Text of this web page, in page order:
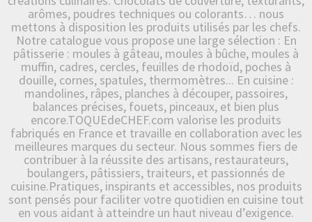
arômes, poudres techniques ou colorants… nous
mettons à disposition les produits utilisés par les chefs.
Notre catalogue vous propose une large sélection : En
pâtisserie : moules à gâteau, moules à bûche, moules à
muffin, cadres, cercles, feuilles de rhodoïd, poches à
douille, cornes, spatules, thermomètres... En cuisine :
mandolines, râpes, planches à découper, passoires,
balances précises, fouets, pinceaux, et bien plus
encore.TOQUEdeCHEF.com valorise les produits
fabriqués en France et travaille en collaboration avec les
meilleures marques du secteur. Nous sommes fiers de
contribuer à la réussite des artisans, restaurateurs,
boulangers, pâtissiers, traiteurs, et passionnés de
cuisine.Pratiques, inspirants et accessibles, nos produits
sont pensés pour faciliter votre quotidien en cuisine tout
en vous aidant à atteindre un haut niveau d’exigence.